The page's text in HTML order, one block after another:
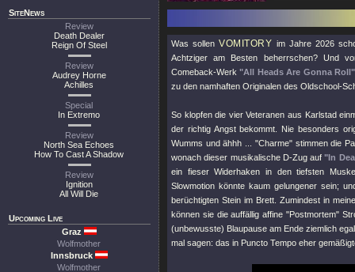
SiteNews
Review
Death Dealer
Reign Of Steel
Review
Audrey Horne
Achilles
Special
In Extremo
Review
North Sea Echoes
How To Cast A Shadow
Review
Ignition
All Will Die
Upcoming Live
Graz
Wolfmother
Innsbruck
Wolfmother
Was sollenVOMITORY im Jahre 2026
Achtziger am Besten beherrschen? Und
Comeback-Werk"All Heads Are Gonna Roll"
zu den namhaften Originalen des Oldschool-
So klopfen die vier Veteranen aus Karlstad
der richtig Angst bekommt. Nie besonders
Wumms und ähhh ... "Charme" stimmen die
wonach dieser musikalische D-Zug auf"In
ein fieser Widerhaken in den tiefsten
Slowmotion könnte kaum gelungener sein;
berüchtigten Stein im Brett. Zumindest in
können sie die auffällig affine"Postmortem"
(unbewusste) Blaupause am Ende ziemlich
mal sagen: das in Puncto Tempo eher